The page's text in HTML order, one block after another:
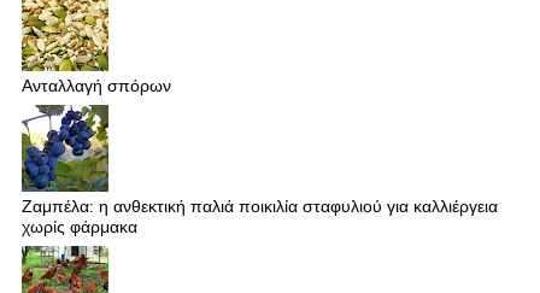
Ανταλλαγή σπόρων
Ζαμπέλα: η ανθεκτική παλιά ποικιλία σταφυλιού για καλλιέργεια
χωρίς φάρμακα